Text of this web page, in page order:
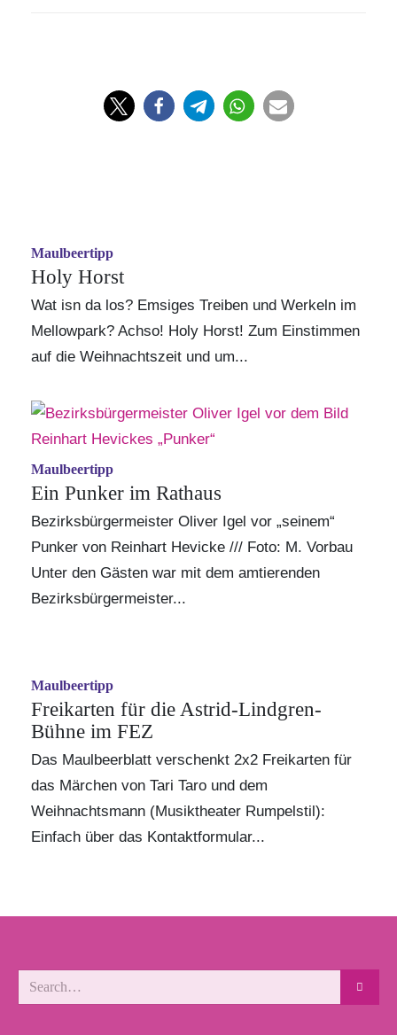
Maulbeertipp
Holy Horst
Wat isn da los? Emsiges Treiben und Werkeln im
Mellowpark? Achso! Holy Horst! Zum Einstimmen
auf die Weihnachtszeit und um...
Maulbeertipp
Ein Punker im Rathaus
Bezirksbürgermeister Oliver Igel vor „seinem“
Punker von Reinhart Hevicke /// Foto: M. Vorbau
Unter den Gästen war mit dem amtierenden
Bezirksbürgermeister...
Maulbeertipp
Freikarten für die Astrid-Lindgren-
Bühne im FEZ
Das Maulbeerblatt verschenkt 2x2 Freikarten für
das Märchen von Tari Taro und dem
Weihnachtsmann (Musiktheater Rumpelstil):
Einfach über das Kontaktformular...